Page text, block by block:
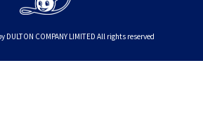
COMPANY LIMITED All rights reserved